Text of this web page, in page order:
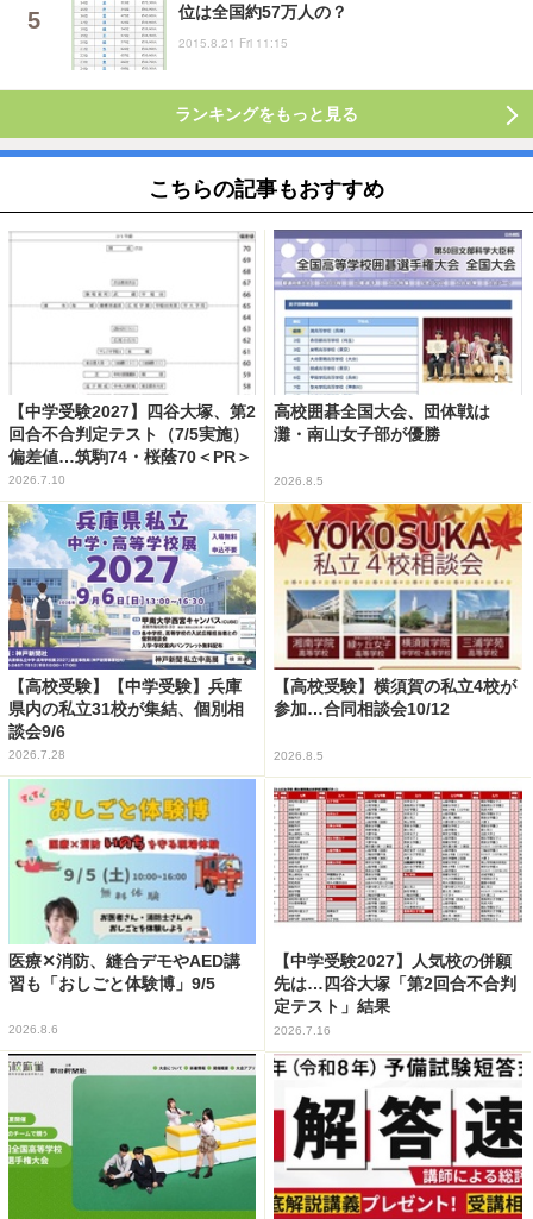
位は全国約57万人の？
2015.8.21 Fri 11:15
ランキングをもっと見る
こちらの記事もおすすめ
【中学受験2027】四谷大塚、第2
回合不合判定テスト（7/5実施）
偏差値…筑駒74・桜蔭70＜PR＞
2026.7.10
高校囲碁全国大会、団体戦は
灘・南山女子部が優勝
2026.8.5
【高校受験】【中学受験】兵庫
県内の私立31校が集結、個別相
談会9/6
2026.7.28
【高校受験】横須賀の私立4校が
参加…合同相談会10/12
2026.8.5
医療✕消防、縫合デモやAED講
習も「おしごと体験博」9/5
2026.8.6
【中学受験2027】人気校の併願
先は…四谷大塚「第2回合不合判
定テスト」結果
2026.7.16